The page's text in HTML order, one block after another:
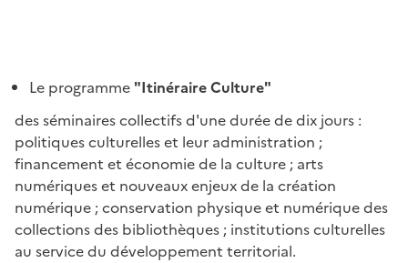
Le programme "Itinéraire Culture"
des séminaires collectifs d'une durée de dix jours :
politiques culturelles et leur administration ;
financement et économie de la culture ; arts
numériques et nouveaux enjeux de la création
numérique ; conservation physique et numérique des
collections des bibliothèques ; institutions culturelles
au service du développement territorial.